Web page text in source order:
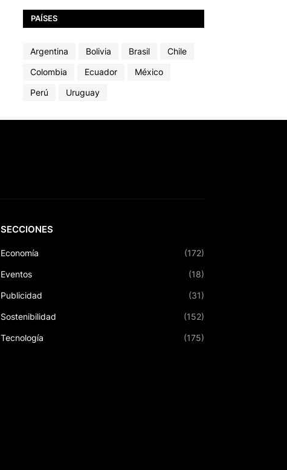
PAÍSES
Argentina Bolivia Brasil
Chile
Colombia
Ecuador
México
Perú
Uruguay
SECCIONES
Economía (172)
Eventos (18)
Publicidad (31)
Sostenibilidad (152)
Tecnología (175)